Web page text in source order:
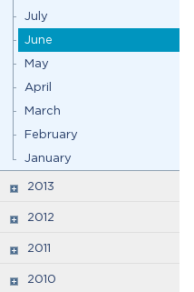
July
June
May
April
March
February
January
2013
2012
2011
2010